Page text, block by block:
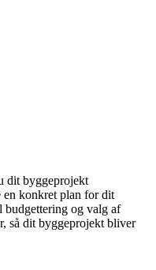
dit byggeprojekt
en konkret plan for dit
og valg af
så dit byggeprojekt bliver